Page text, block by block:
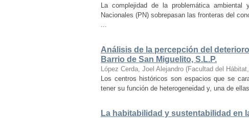
La complejidad de la problemática
Nacionales (PN) sobrepasan las fronteras del
...
Análisis de la percepción del
Barrio de San Miguelito, S.L.P.
López Cerda, Joel Alejandro (Facultad del Hábitat,
Los centros históricos son espacios que se
tener su función de heterogeneidad y, una de
La habitabilidad y sustentabilidad en